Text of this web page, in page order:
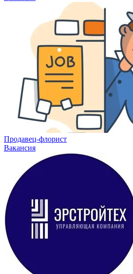
Продавец-флорист
Вакансия